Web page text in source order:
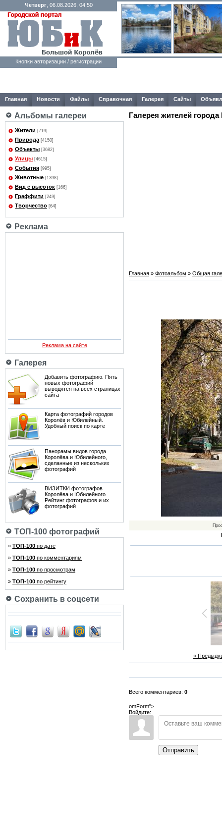
Четверг, 06.08.2026, 04:50
Кнопки авторизации / регистрации
Главная Новости Файлы Справочная Галерея Сайты
Альбомы галереи
Жители [719]
Природа [4150]
Объекты [3682]
Улицы [4615]
События [995]
Животные [1398]
Вид с высоток [166]
Граффити [249]
Творчество [64]
Реклама
Реклама на сайте
Галерея
Добавить фотографию. Пять
новых фотографий
выводятся на всех страницах
сайта
Карта фотографий городов
Королёв и Юбилейный.
Удобный поиск по карте
Панорамы видов города
Королёва и Юбилейного,
сделанные из нескольких
фотографий
ВИЗИТКИ фотографов
Королёва и Юбилейного.
Рейтинг фотографов и их
фотографий
ТОП-100 фотографий
» ТОП-100 по дате
» ТОП-100 по комментариям
» ТОП-100 по просмотрам
» ТОП-100 по рейтингу
Сохранить в соцсети
Галерея жителей города
Главная » Фотоальбом » Общая
«
Всего комментариев: 0
omForm">
Войдите:
Отправить